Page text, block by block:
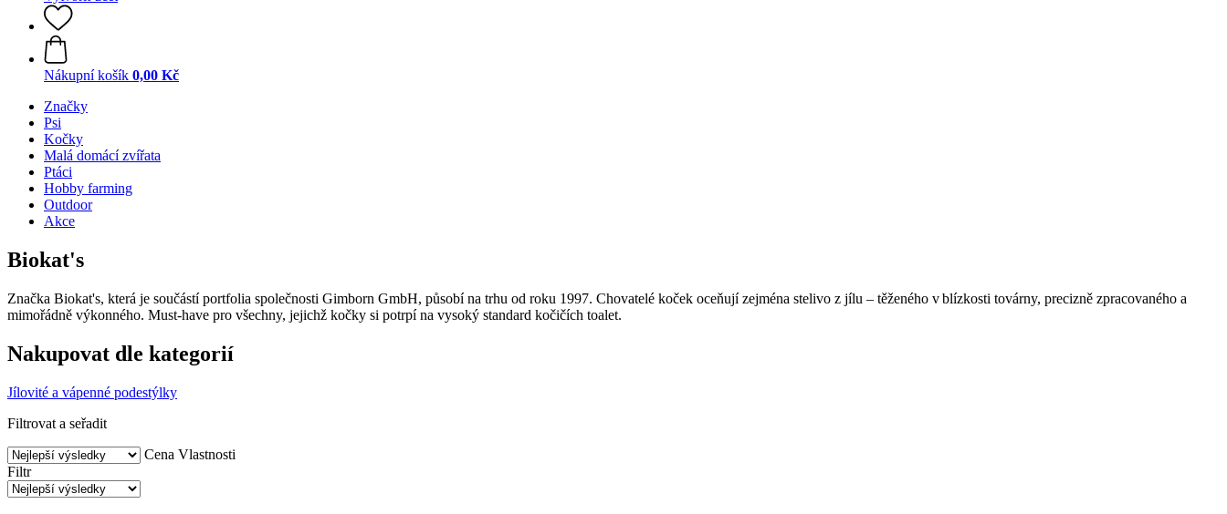
Nákupní košík 0,00 Kč
Značky
Psi
Kočky
Malá domácí zvířata
Ptáci
Hobby farming
Outdoor
Akce
Biokat's
Značka Biokat's, která je součástí portfolia společnosti Gimborn GmbH, působí na trhu od roku 1997. Chovatelé koček oceňují zejména stelivo z jílu – těženého v blízkosti továrny, precizně zpracovaného a
mimořádně výkonného. Must‑have pro všechny, jejichž kočky si potrpí na vysoký standard kočičích toalet.
Nakupovat dle kategorií
Jílovité a vápenné podestýlky
Filtrovat a seřadit
Cena Vlastnosti
Filtr